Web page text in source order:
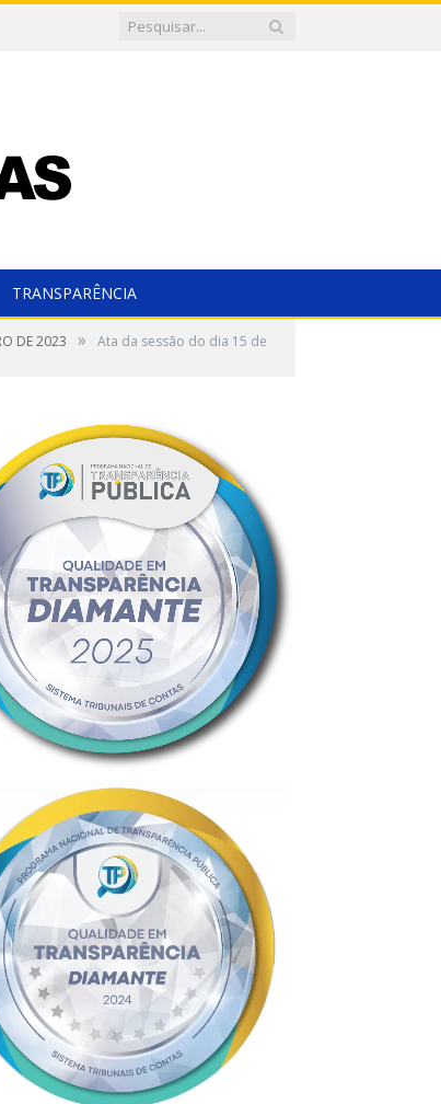
TRANSPARÊNCIA
DE 2023 » Ata da sessão do dia 15 de